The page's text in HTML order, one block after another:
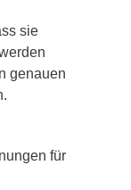
sie
genauen
für